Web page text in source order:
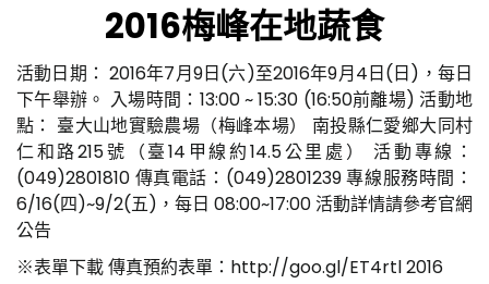
2016梅峰在地蔬食
活動日期： 2016年7月9日(六)至2016年9月4日(日)，每日
下午舉辦。 入場時間：13:00 ~ 15:30 (16:50前離場) 活動地
點： 臺大山地實驗農場（梅峰本場） 南投縣仁愛鄉大同村
仁和路215號（臺14甲線約14.5公里處） 活動專線：
(049)2801810 傳真電話：(049)2801239 專線服務時間：
6/16(四)~9/2(五)，每日 08:00~17:00 活動詳情請參考官網
公告
※表單下載 傳真預約表單： http://goo.gl/ET4rtl 2016